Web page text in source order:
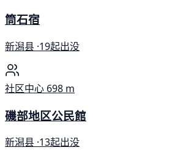
筒石宿
新潟县 ·19起出没
社区中心 698 m
磯部地区公民館
新潟县 ·13起出没